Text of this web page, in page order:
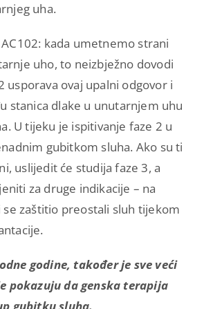
uha.
kada umetnemo strani
uho, to neizbježno dovodi
usporava ovaj upalni odgovor i
stanica dlake u unutarnjem uhu
U tijeku je ispitivanje faze 2 u
gubitkom sluha. Ako su ti
uslijedit će studija faze 3, a
za druge indikacije – na
zaštitio preostali sluh tijekom
godine, također je sve veći
pokazuju da genska terapija